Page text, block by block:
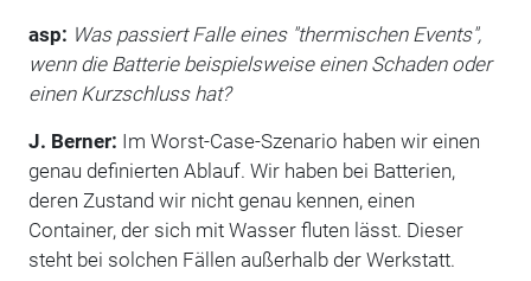
asp: Was passiert Falle eines "thermischen Events",
wenn die Batterie beispielsweise einen Schaden oder
einen Kurzschluss hat?
J. Berner: Im Worst-Case-Szenario haben wir einen
genau definierten Ablauf. Wir haben bei Batterien,
deren Zustand wir nicht genau kennen, einen
Container, der sich mit Wasser fluten lässt. Dieser
steht bei solchen Fällen außerhalb der Werkstatt.